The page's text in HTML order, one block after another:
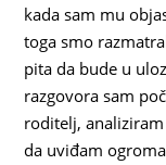
kada sam mu
toga smo
pita da bude u
razgovora sam
roditelj,
da uviđam